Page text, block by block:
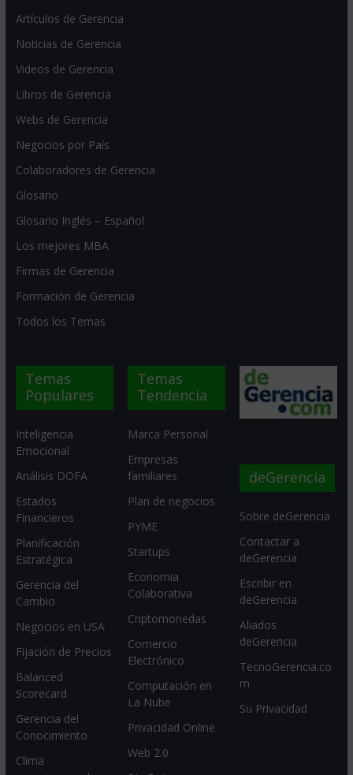
Artículos de Gerencia
Noticias de Gerencia
Videos de Gerencia
Libros de Gerencia
Webs de Gerencia
Negocios por País
Colaboradores de Gerencia
Glosario
Glosario Inglés – Español
Los mejores MBA
Firmas de Gerencia
Formación de Gerencia
Todos los Temas
Temas
Populares
Inteligencia
Emocional
Análisis DOFA
Estados
Financieros
Planificación
Estratégica
Gerencia del
Cambio
Negocios en USA
Fijación de Precios
Balanced
Scorecard
Gerencia del
Conocimiento
Clima
Temas
Tendencia
Marca Personal
Empresas
familiares
Plan de negocios
PYME
Startups
Economia
Colaborativa
Criptomonedas
Comercio
Electrónico
Computación en
La Nube
Privacidad Online
Web 2.0
deGerencia
Sobre deGerencia
Contactar a
deGerencia
Escribir en
deGerencia
Aliados
deGerencia
TecnoGerencia.co
m
Su Privacidad